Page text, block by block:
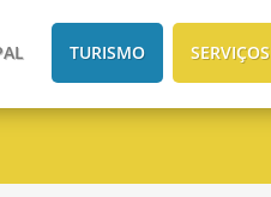
TURISMO SERVIÇOS